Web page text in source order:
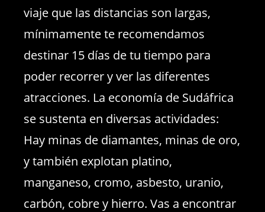
viaje que las distancias son largas,
mínimamente te recomendamos
destinar 15 días de tu tiempo para
poder recorrer y ver las diferentes
atracciones. La economía de Sudáfrica
se sustenta en diversas actividades:
Hay minas de diamantes, minas de oro,
y también explotan platino,
manganeso, cromo, asbesto, uranio,
carbón, cobre y hierro. Vas a encontrar